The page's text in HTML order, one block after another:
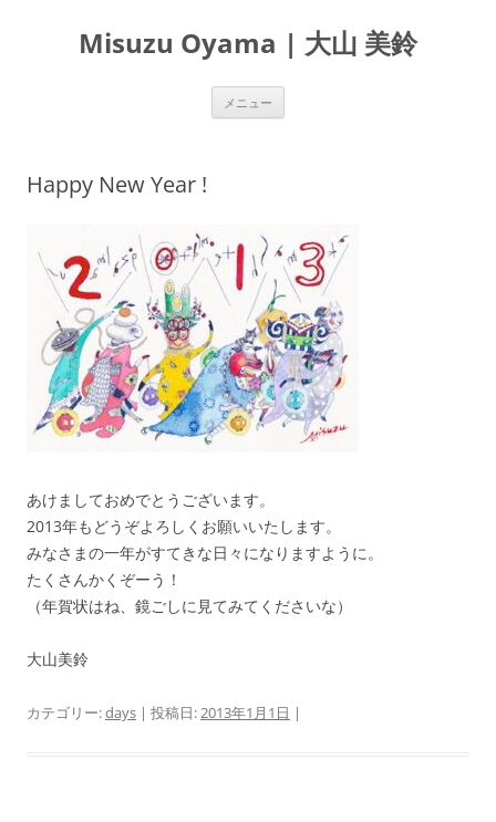
Misuzu Oyama | 大山 美鈴
メニュー
Happy New Year !
あけましておめでとうございます。
2013年もどうぞよろしくお願いいたします。
みなさまの一年がすてきな日々になりますように。
たくさんかくぞーう！
（年賀状はね、鏡ごしに見てみてくださいな）
大山美鈴
カテゴリー:days | 投稿日:2013年1月1日 |